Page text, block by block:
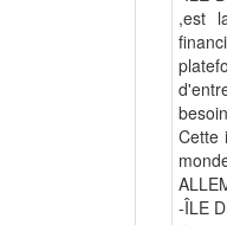
,est
Cette
-ÎLE